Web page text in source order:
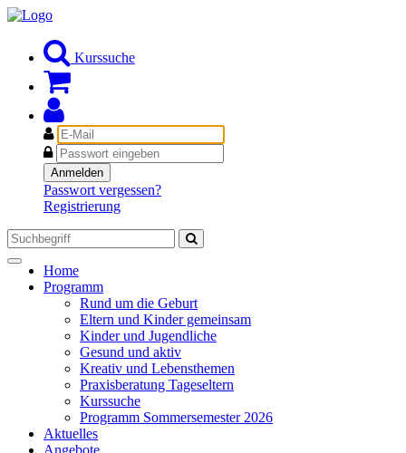
Kurssuche
E-
Mail
Passwort
Anmelden
Passwort vergessen?
Registrierung
Toggle
navigation
Home
Programm
Rund um die Geburt
Eltern und Kinder gemeinsam
Kinder und Jugendliche
Gesund und aktiv
Kreativ und Lebensthemen
Praxisberatung Tageseltern
Kurssuche
Programm Sommersemester 2026
Aktuelles
Angebote